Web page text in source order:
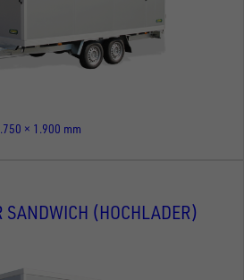
× 1.900 mm
SANDWICH (HOCHLADER)